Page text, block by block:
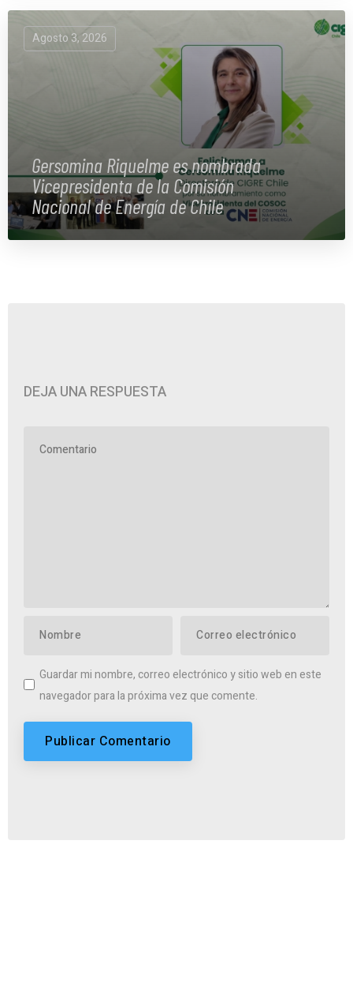
Agosto 3, 2026
Gersomina Riquelme es nombrada
Vicepresidenta de la Comisión
Nacional de Energía de Chile
DEJA UNA RESPUESTA
Guardar mi nombre, correo electrónico y sitio web en este
navegador para la próxima vez que comente.